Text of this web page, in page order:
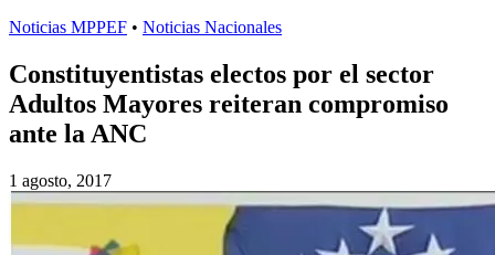
Noticias MPPEF • Noticias Nacionales
Constituyentistas electos por el sector
Adultos Mayores reiteran compromiso
ante la ANC
1 agosto, 2017